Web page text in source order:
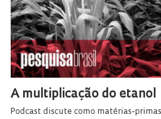
A multiplicação do etanol
Podcast discute como matérias-